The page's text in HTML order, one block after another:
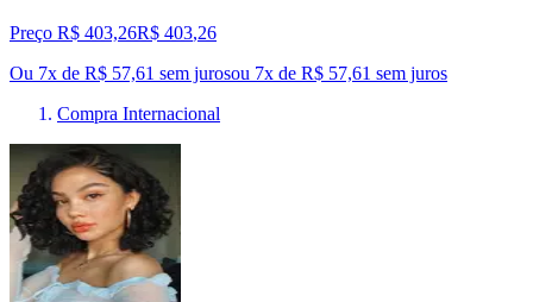
Preço R$ 403,26R$ 403,26
Ou 7x de R$ 57,61 sem jurosou 7x de R$ 57,61 sem juros
Compra Internacional